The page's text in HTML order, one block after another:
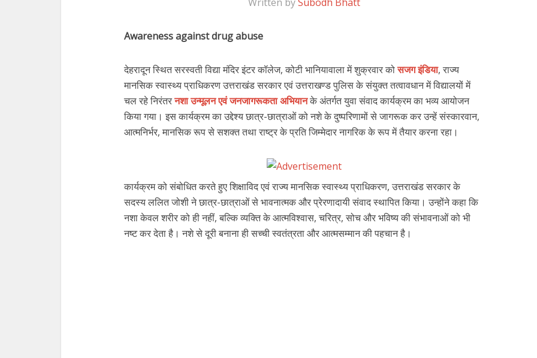
Awareness against drug abuse
देहरादून स्थित सरस्वती विद्या मंदिर इंटर कॉलेज, कोटी भानियावाला में शुक्रवार कोसजग इंडिया, राज्य
मानसिक स्वास्थ्य प्राधिकरण उत्तराखंड सरकार एवं उत्तराखण्ड पुलिस के संयुक्त तत्वावधान में विद्यालयों में
चल रहे निरंतरनशा उन्मूलन एवं जनजागरूकता अभियानके अंतर्गत युवा संवाद कार्यक्रम का भव्य आयोजन
किया गया। इस कार्यक्रम का उद्देश्य छात्र-छात्राओं को नशे के दुष्परिणामों से जागरूक कर उन्हें संस्कारवान,
आत्मनिर्भर, मानसिक रूप से सशक्त तथा राष्ट्र के प्रति जिम्मेदार नागरिक के रूप में तैयार करना रहा।
कार्यक्रम को संबोधित करते हुए शिक्षाविद एवं राज्य मानसिक स्वास्थ्य प्राधिकरण, उत्तराखंड सरकार के
सदस्य ललित जोशी ने छात्र-छात्राओं से भावनात्मक और प्रेरणादायी संवाद स्थापित किया। उन्होंने कहा कि
नशा केवल शरीर को ही नहीं, बल्कि व्यक्ति के आत्मविश्वास, चरित्र, सोच और भविष्य की संभावनाओं को भी
नष्ट कर देता है। नशे से दूरी बनाना ही सच्ची स्वतंत्रता और आत्मसम्मान की पहचान है।